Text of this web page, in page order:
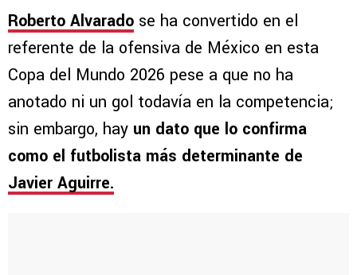
Roberto Alvarado se ha convertido en el
referente de la ofensiva de México en esta
Copa del Mundo 2026 pese a que no ha
anotado ni un gol todavía en la competencia;
sin embargo, hay un dato que lo confirma
como el futbolista más determinante de
Javier Aguirre.